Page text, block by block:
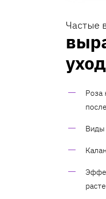
Частые
Роза
Виды